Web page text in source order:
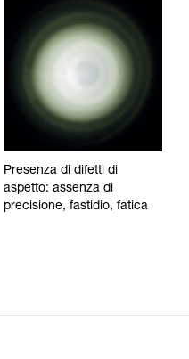
Presenza di difetti di
aspetto: assenza di
precisione, fastidio, fatica